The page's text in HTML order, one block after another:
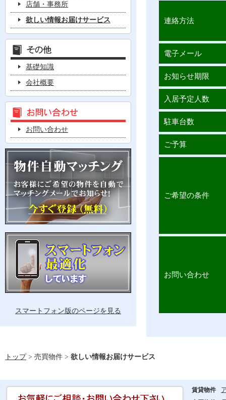
連絡方法
電子メール
お知らせ期限
入居予定人数
駐車台数
ご予算
ご希望の条件
お問い合わせ
店舗・事務所
欲しい情報お届けサービス
基礎知識
会社概要
お問い合わせ
スマートフォン版のページを見る
トップ > 売買物件 > 欲しい情報お届けサービス
賃貸物件